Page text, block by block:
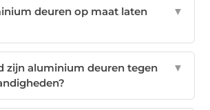
deuren op maat laten
▼
zijn aluminium deuren tegen
▼